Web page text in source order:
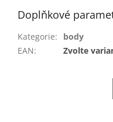
Doplňkové
Kategorie:
body
EAN: Zvolte